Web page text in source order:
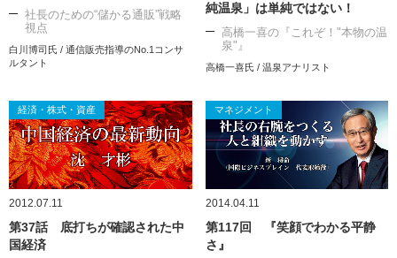
社長のための“儲かる通販”戦略
視点
白川博司氏 / 通信販売指導のNo.1コンサ
ルタント
純温泉」は単純ではない！
高橋一喜の『これぞ！"本物の温
泉"』
高橋一喜氏 / 温泉アナリスト
経済・株式・資産
2012.07.11
第37話 底打ちが確認された中
国経済
マネジメント
2014.04.11
第117回 『笑顔でわかる平静
さ』